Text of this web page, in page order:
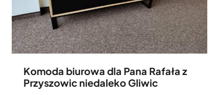
Komoda biurowa dla Pana Rafała z
Przyszowic niedaleko Gliwic